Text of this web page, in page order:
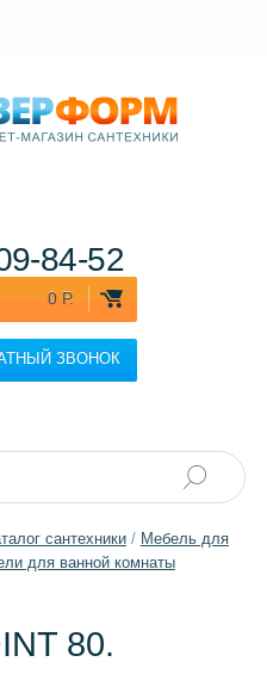
0 Р.
ЗВОНОК
84-52
сантехники/ Мебель для
для ванной комнаты
80.